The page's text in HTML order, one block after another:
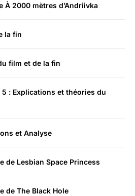
À 2000 mètres d’Andriivka
la fin
film et de la fin
: Explications et théories du
et Analyse
de Lesbian Space Princess
de The Black Hole